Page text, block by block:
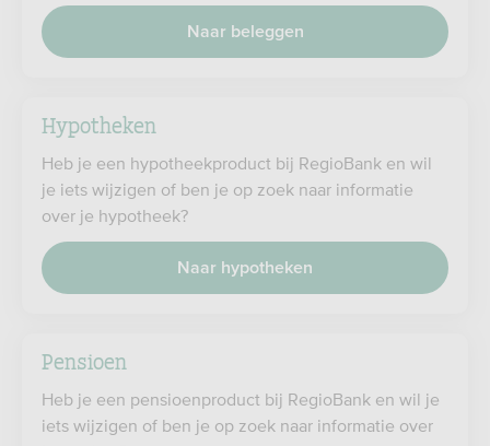
Naar beleggen
Hypotheken
Heb je een hypotheekproduct bij RegioBank en wil
je iets wijzigen of ben je op zoek naar informatie
over je hypotheek?
Naar hypotheken
Pensioen
Heb je een pensioenproduct bij RegioBank en wil je
iets wijzigen of ben je op zoek naar informatie over